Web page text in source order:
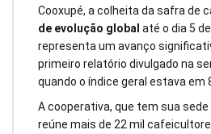
Cooxupé, a colheita da safra de
de evolução global até o dia 5
representa um avanço
primeiro relatório divulgado na
quando o índice geral estava em
A cooperativa, que tem sua sede
reúne mais de 22 mil